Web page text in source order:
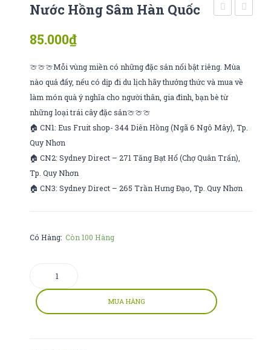
Nước Hồng Sâm Hàn Quốc
85.000₫
🍈🍈🍈Mỗi vùng miền có những đặc sản nổi bật riêng. Mùa
nào quả đấy, nếu có dịp đi du lịch hãy thưởng thức và mua về
làm món quà ý nghĩa cho người thân, gia đình, bạn bè từ
những loại trái cây đặc sản🍈🍈🍈
🏠 CN1: Eus Fruit shop- 344 Diên Hồng (Ngã 6 Ngô Mây), Tp.
Quy Nhơn
🏠 CN2: Sydney Direct – 271 Tăng Bạt Hổ (Chợ Quân Trấn),
Tp. Quy Nhơn
🏠 CN3: Sydney Direct – 265 Trần Hưng Đạo, Tp. Quy Nhơn
Có Hàng: Còn 100 Hàng
sâm
Hàn
MUA HÀNG